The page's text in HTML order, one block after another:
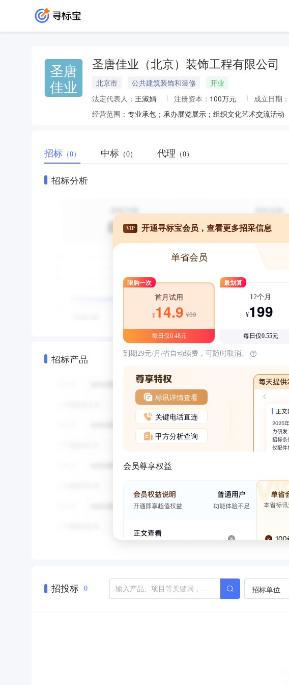
圣唐
佳业
圣唐佳业（北京）装饰工程有限公司
北京市 公共建筑装饰和装修
开业
法定代表人： 王淑娟 注册资本： 100万元 成立日期：
经营范围：
招标 （0） 中标 （0） 代理 （0）
招标分析
招标产品
VIP 开通寻标宝会员，查看更多招采信息
单省会员
限购一次
首月试用
¥14.9 ¥39
每日仅0.48元
最划算
12个月
¥199
每日仅0.55元
到期29元/月/省自动续费，可随时取消。
标讯详情查看
关键电话直连
甲方分析查询
会员尊享权益
招投标 0 招标单位